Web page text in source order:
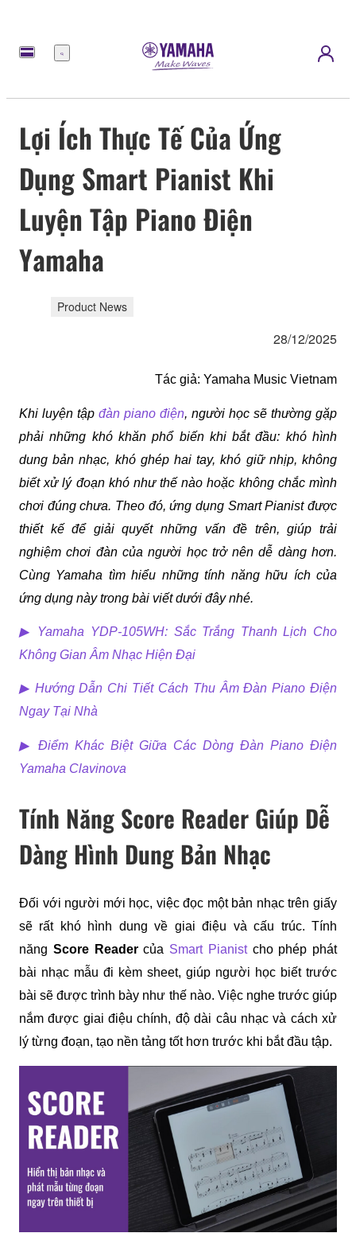
Menu
Lợi Ích Thực Tế Của Ứng
Dụng Smart Pianist Khi
Luyện Tập Piano Điện
Yamaha
Product News
28/12/2025
Tác giả: Yamaha Music Vietnam
Khi luyện tập đàn piano điện, người học sẽ thường gặp
phải những khó khăn phổ biến khi bắt đầu: khó hình
dung bản nhạc, khó ghép hai tay, khó giữ nhịp, không
biết xử lý đoạn khó như thế nào hoặc không chắc mình
chơi đúng chưa. Theo đó, ứng dụng Smart Pianist được
thiết kế để giải quyết những vấn đề trên, giúp trải
nghiệm chơi đàn của người học trở nên dễ dàng hơn.
Cùng Yamaha tìm hiểu những tính năng hữu ích của
ứng dụng này trong bài viết dưới đây nhé.
▶
Yamaha YDP-105WH: Sắc Trắng Thanh Lịch Cho
Không Gian Âm Nhạc Hiện Đại
▶ Hướng Dẫn Chi Tiết Cách Thu Âm Đàn Piano Điện
Ngay Tại Nhà
▶ Điểm Khác Biệt Giữa Các Dòng Đàn Piano Điện
Yamaha Clavinova
Tính Năng Score Reader Giúp Dễ
Dàng Hình Dung Bản Nhạc
Đối với người mới học, việc đọc một bản nhạc trên giấy
sẽ rất khó hình dung về giai điệu và cấu trúc. Tính
năng Score Reader của Smart Pianist cho phép phát
bài nhạc mẫu đi kèm sheet, giúp người học biết trước
bài sẽ được trình bày như thế nào. Việc nghe trước giúp
nắm được giai điệu chính, độ dài câu nhạc và cách xử
lý từng đoạn, tạo nền tảng tốt hơn trước khi bắt đầu tập.